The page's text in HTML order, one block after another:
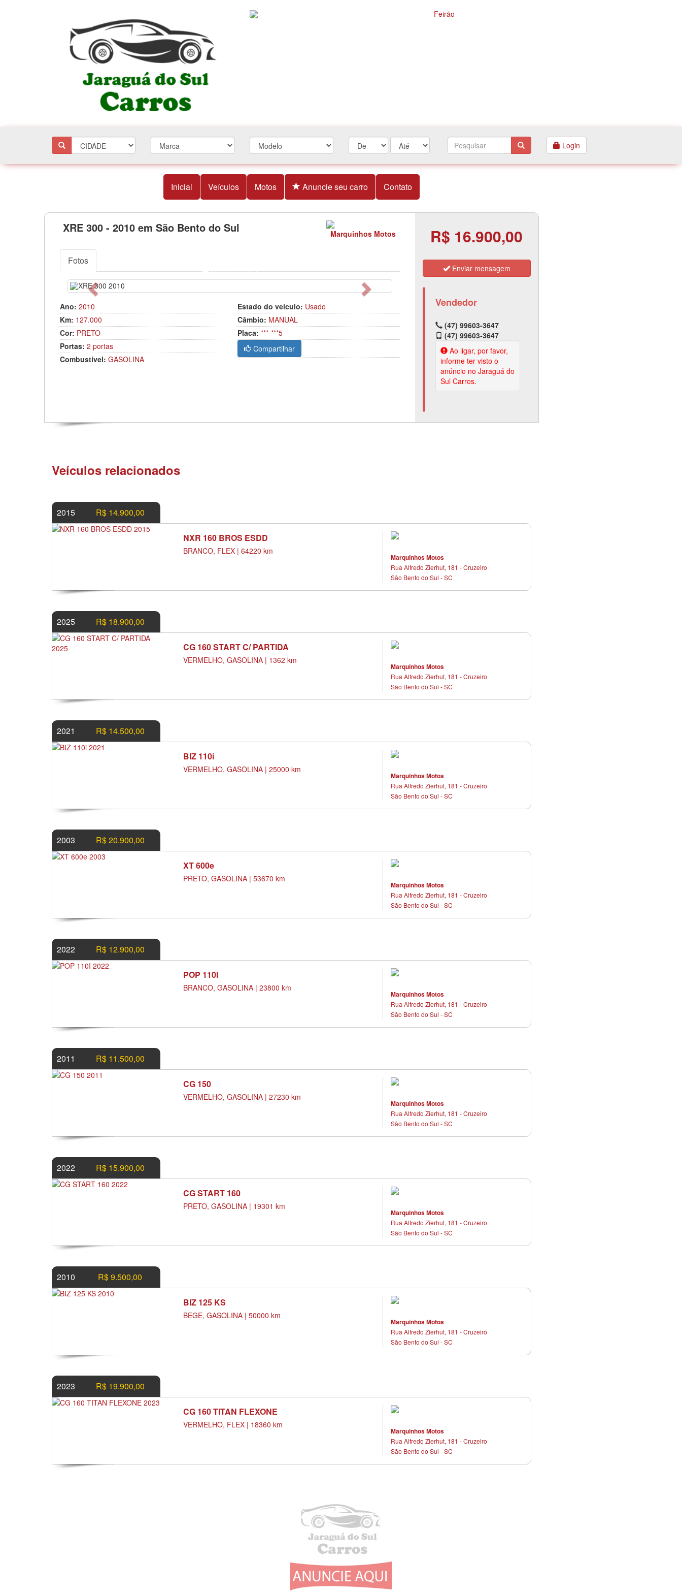
Login
Inicial Veículos Motos Anuncie seu carro Contato
XRE 300 - 2010 em São Bento do Sul Marquinhos Motos
Fotos
Anterior Próximo
Ano: 2010
Km: 127.000
Cor: PRETO
Portas: 2 portas
Combustível: GASOLINA
Estado do veículo: Usado
Câmbio: MANUAL
Placa: ***-***5
Compartilhar
R$ 16.900,00
Enviar mensagem
Vendedor
(47) 99603-3647
(47) 99603-3647
Ao ligar, por favor,
informe ter visto o
anúncio no Jaraguá do
Sul Carros.
Veículos relacionados
2015 R$ 14.900,00
NXR 160 BROS ESDD
BRANCO, FLEX | 64220 km
Marquinhos Motos
Rua Alfredo Zierhut, 181 - Cruzeiro
São Bento do Sul - SC
2025 R$ 18.900,00
CG 160 START C/ PARTIDA
VERMELHO, GASOLINA | 1362 km
Marquinhos Motos
Rua Alfredo Zierhut, 181 - Cruzeiro
São Bento do Sul - SC
2021 R$ 14.500,00
BIZ 110i
VERMELHO, GASOLINA | 25000 km
Marquinhos Motos
Rua Alfredo Zierhut, 181 - Cruzeiro
São Bento do Sul - SC
2003 R$ 20.900,00
XT 600e
PRETO, GASOLINA | 53670 km
Marquinhos Motos
Rua Alfredo Zierhut, 181 - Cruzeiro
São Bento do Sul - SC
2022 R$ 12.900,00
POP 110I
BRANCO, GASOLINA | 23800 km
Marquinhos Motos
Rua Alfredo Zierhut, 181 - Cruzeiro
São Bento do Sul - SC
2011 R$ 11.500,00
CG 150
VERMELHO, GASOLINA | 27230 km
Marquinhos Motos
Rua Alfredo Zierhut, 181 - Cruzeiro
São Bento do Sul - SC
2022 R$ 15.900,00
CG START 160
PRETO, GASOLINA | 19301 km
Marquinhos Motos
Rua Alfredo Zierhut, 181 - Cruzeiro
São Bento do Sul - SC
2010 R$ 9.500,00
BIZ 125 KS
BEGE, GASOLINA | 50000 km
Marquinhos Motos
Rua Alfredo Zierhut, 181 - Cruzeiro
São Bento do Sul - SC
2023 R$ 19.900,00
CG 160 TITAN FLEXONE
VERMELHO, FLEX | 18360 km
Marquinhos Motos
Rua Alfredo Zierhut, 181 - Cruzeiro
São Bento do Sul - SC